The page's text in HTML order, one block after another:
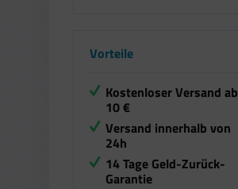
Vorteile
Kostenloser Versand ab
10 €
Versand innerhalb von
24h
14 Tage Geld-Zurück-
Garantie